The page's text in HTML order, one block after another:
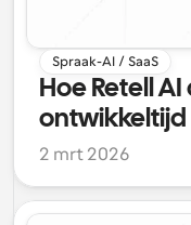
Spraak-AI / SaaS
Hoe Retell
Cal.com
2 mrt 2026